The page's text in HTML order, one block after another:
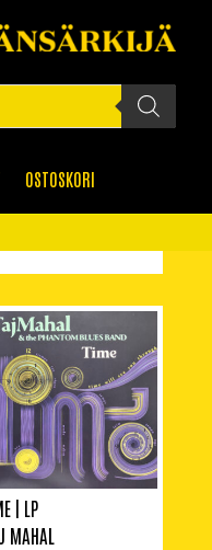
OSTOSKORI
| LP
MAHAL